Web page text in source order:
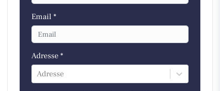
Email *
Adresse *
Adresse